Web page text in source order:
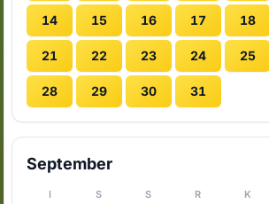
14 15 16 17 18
21 22 23 24 25
28 29 30 31
September
I S S R K